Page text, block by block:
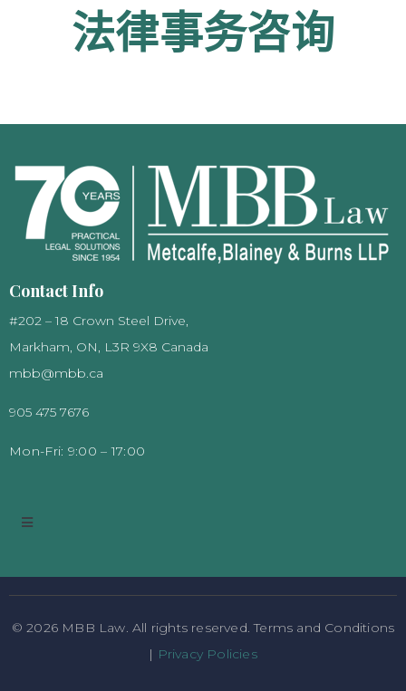
法律事务咨询
Contact Info
#202 – 18 Crown Steel Drive,
Markham, ON, L3R 9X8 Canada
mbb@mbb.ca
905 475 7676
Mon-Fri: 9:00 – 17:00
© 2026 MBB Law. All rights reserved. Terms and Conditions
| Privacy Policies